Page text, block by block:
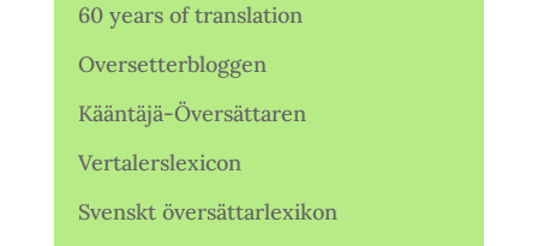
60 years of translation
Oversetterbloggen
Kääntäjä-Översättaren
Vertalerslexicon
Svenskt översättarlexikon